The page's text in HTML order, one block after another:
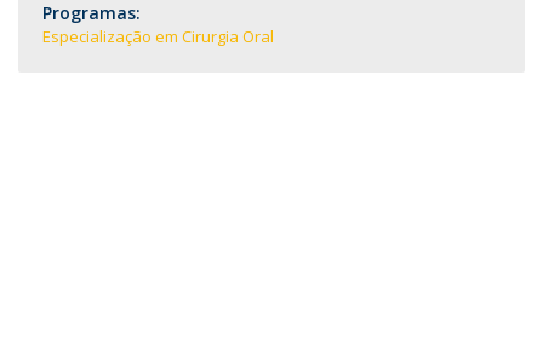
Programas:
Especialização em Cirurgia Oral